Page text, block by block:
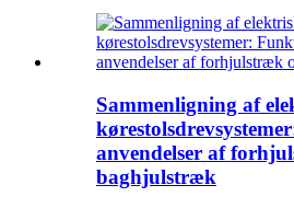
Sammenligning af
anvendelser af
baghjulstræk